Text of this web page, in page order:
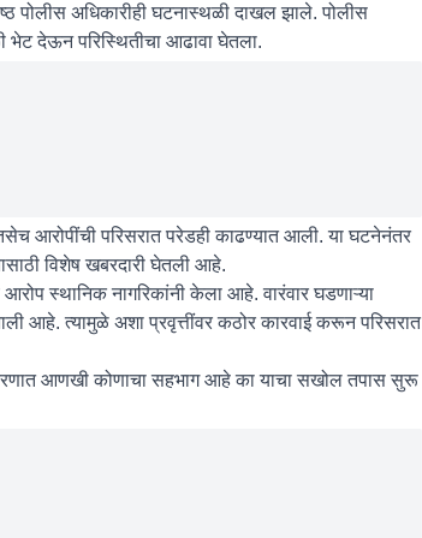
अधिकारीही घटनास्थळी दाखल झाले. पोलीस
देऊन परिस्थितीचा आढावा घेतला.
आरोपींची परिसरात परेडही काढण्यात आली. या घटनेनंतर
विशेष खबरदारी घेतली आहे.
स्थानिक नागरिकांनी केला आहे. वारंवार घडणाऱ्या
आहे. त्यामुळे अशा प्रवृत्तींवर कठोर कारवाई करून परिसरात
आणखी कोणाचा सहभाग आहे का याचा सखोल तपास सुरू